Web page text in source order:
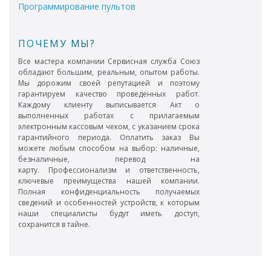
Программирование пультов
ПОЧЕМУ МЫ?
Все мастера компании Сервисная служба Союз
обладают большим, реальным, опытом работы.
Мы дорожим своей репутацией и поэтому
гарантируем качество проведенных работ.
Каждому клиенту выписывается Акт о
выполненных работах с прилагаемым
электронным кассовым чеком, с указанием срока
гарантийного периода. Оплатить заказ Вы
можете любым способом на выбор: наличные,
безналичные, перевод на
карту. Профессионализм и ответственность,
ключевые преимущества нашей компании.
Полная конфиденциальность получаемых
сведений и особенностей устройств, к которым
наши специалисты будут иметь доступ,
сохранится в тайне.